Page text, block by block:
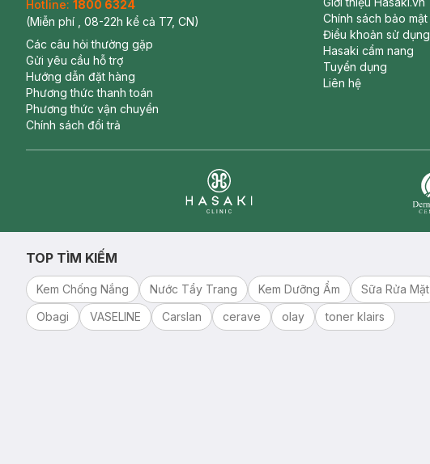
Hotline: 1800 6324
(Miễn phí , 08-22h kể cả T7, CN)
Các câu hỏi thường gặp
Gửi yêu cầu hỗ trợ
Hướng dẫn đặt hàng
Phương thức thanh toán
Phương thức vận chuyển
Chính sách đổi trả
Chính sách bảo mật
Điều khoản sử dụng
Hasaki cẩm nang
Tuyển dụng
Liên hệ
TOP TÌM KIẾM
Kem Chống Nắng Nước Tẩy Trang Kem Dưỡng Ẩm Sữa Rửa Mặt
Obagi
VASELINE Carslan cerave olay toner klairs